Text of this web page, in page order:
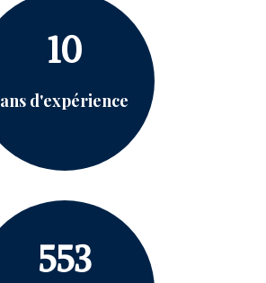
10
ans d'expérience
553